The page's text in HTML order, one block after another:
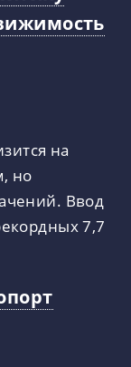
на
но
Ввод
7,7